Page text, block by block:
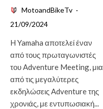
MotoandBikeTv ·
21/09/2024
H Yamaha αποτελεί έναν
από τους πρωταγωνιστές
του Adventure Meeting, μια
από τις μεγαλύτερες
εκδηλώσεις Adventure της
χρονιάς, με εντυπωσιακή...